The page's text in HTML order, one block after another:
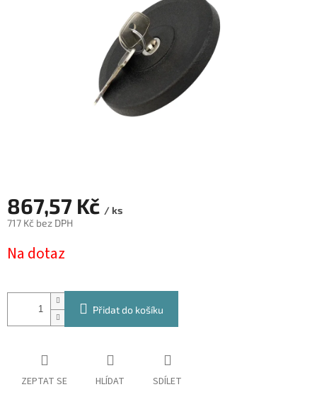
867,57 Kč / ks
717 Kč bez DPH
cena:
Na dotaz
Přidat do košíku
ZEPTAT SE HLÍDAT SDÍLET